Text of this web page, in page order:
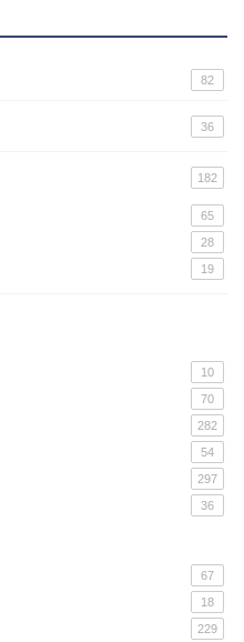
82
36
182
65
28
19
10
70
282
54
297
36
67
18
229